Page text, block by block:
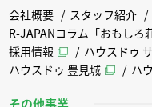
会社概要 スタッフ紹介
R-JAPANコラム「おもしろ
採用情報
ハウスドゥ
ハウスドゥ 豊見城
ハ
その他事業